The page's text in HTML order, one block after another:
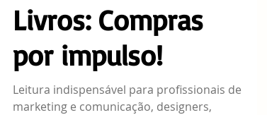
Livros: Compras
por impulso!
Leitura indispensável para profissionais de
marketing e comunicação, designers,